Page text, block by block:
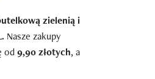
zielenią i
Nasze zakupy
od9,90 złotych, a